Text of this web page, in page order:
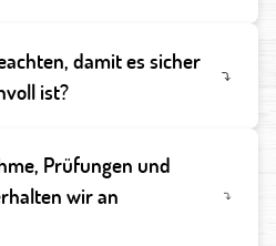
damit es sicher
ist?
Prüfungen und
wir an